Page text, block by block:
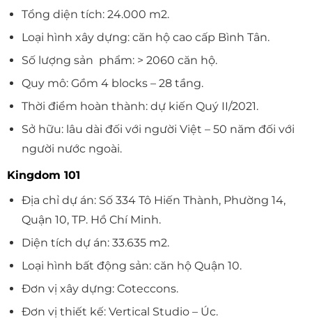
Tổng diện tích: 24.000 m2.
Loại hình xây dựng: căn hộ cao cấp Bình Tân.
Số lượng sản phẩm: > 2060 căn hộ.
Quy mô: Gồm 4 blocks – 28 tầng.
Thời điểm hoàn thành: dự kiến Quý II/2021.
Sở hữu: lâu dài đối với người Việt – 50 năm đối với
người nước ngoài.
Kingdom 101
Địa chỉ dự án: Số 334 Tô Hiến Thành, Phường 14,
Quận 10, TP. Hồ Chí Minh.
Diện tích dự án: 33.635 m2.
Loại hình bất động sản: căn hộ Quận 10.
Đơn vị xây dựng: Coteccons.
Đơn vị thiết kế: Vertical Studio – Úc.